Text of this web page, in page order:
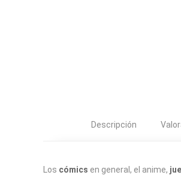
Descripción
Los cómics en general, el anime,